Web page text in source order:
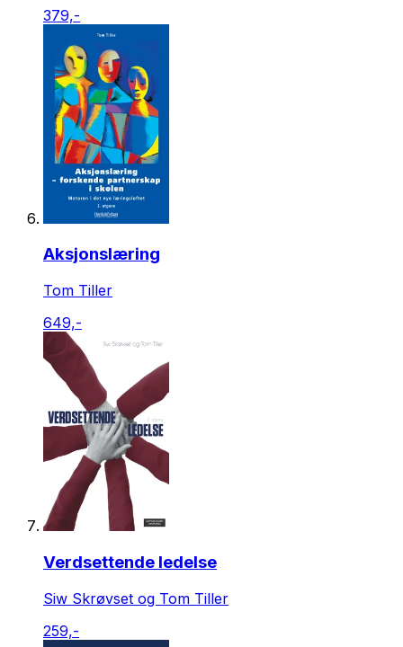
379,-
Aksjonslæring
Tom Tiller
649,-
Verdsettende ledelse
Siw Skrøvset og Tom Tiller
259,-